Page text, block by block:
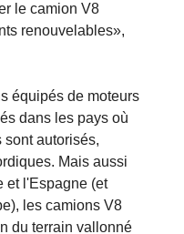
le camion V8
renouvelables»,
équipés de moteurs
dans les pays où
autorisés,
Mais aussi
et l'Espagne (et
les camions V8
du terrain vallonné